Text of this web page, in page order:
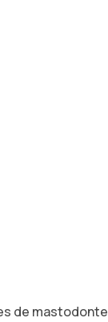
de mastodonte